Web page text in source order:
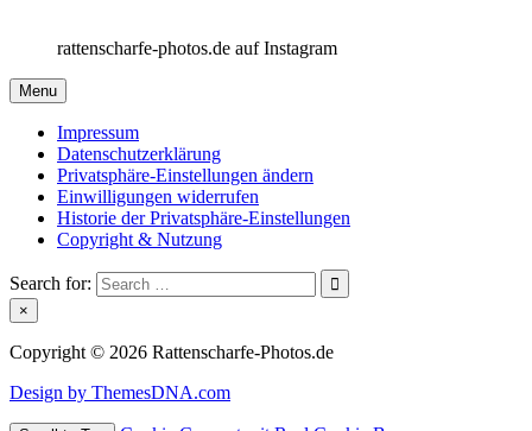
rattenscharfe-photos.de auf Instagram
Menu
Impressum
Datenschutzerklärung
Privatsphäre-Einstellungen ändern
Einwilligungen widerrufen
Historie der Privatsphäre-Einstellungen
Copyright & Nutzung
Search for:
×
Copyright © 2026 Rattenscharfe-Photos.de
Design by ThemesDNA.com